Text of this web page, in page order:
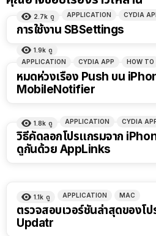
2.7k ดู APPLICATION CYDIA
การใช้งาน SBSettings
1.9k ดู
APPLICATION
CYDIA APP HOW TO
หมดห่วงเรื่อง Push บน
MobileNotifier
1.8k ดู APPLICATION CYDIA
วิธีคัดลอกโปรแกรมจาก
ดูกันด้วย AppLinks
1.1k ดู APPLICATION MAC
ตรวจสอบเวอร์ชันล่าสุดของโ
Updatr